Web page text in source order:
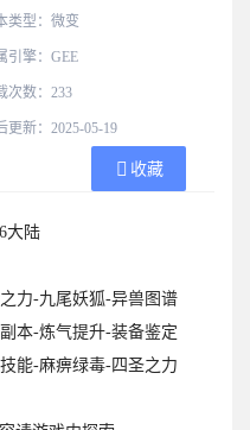
类型：微变
引擎：GEE
次数：233
更新：2025-05-19
收藏
大陆
力-九尾妖狐-异兽图谱
本-炼气提升-装备鉴定
能-麻痹绿毒-四圣之力